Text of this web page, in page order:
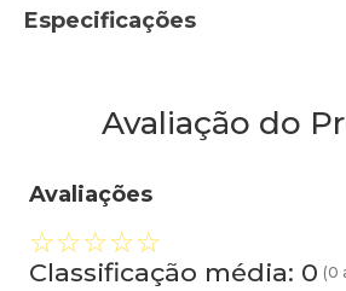
Especificações
Avaliação do
Avaliações
☆☆☆☆☆
Classificação média: 0 (0